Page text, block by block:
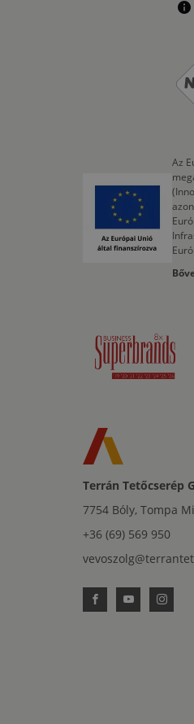
Az
Terrán Tetőcserép
7754 Bóly, Tompa
+36 (69) 569 950